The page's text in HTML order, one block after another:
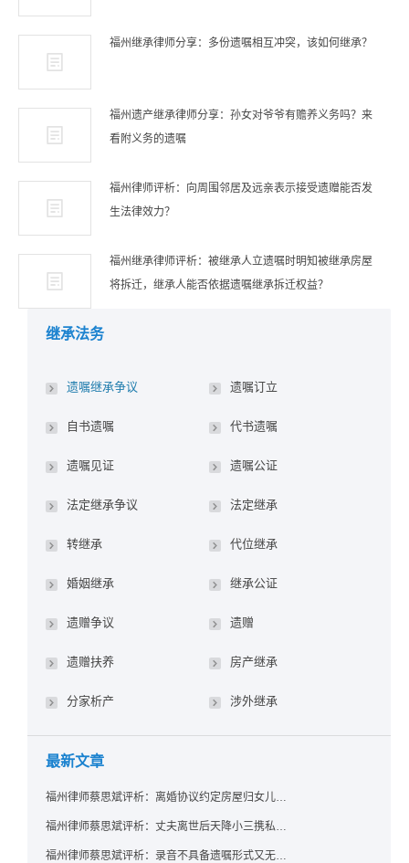
福州继承律师分享：多份遗嘱相互冲突，该如何继承？
福州遗产继承律师分享：孙女对爷爷有赡养义务吗？来
看附义务的遗嘱
福州律师评析：向周围邻居及远亲表示接受遗赠能否发
生法律效力？
福州继承律师评析：被继承人立遗嘱时明知被继承房屋
将拆迁，继承人能否依据遗嘱继承拆迁权益？
继承法务
遗嘱继承争议 遗嘱订立
自书遗嘱 代书遗嘱
遗嘱见证 遗嘱公证
法定继承争议 法定继承
转继承 代位继承
婚姻继承 继承公证
遗赠争议 遗赠
遗赠扶养 房产继承
分家析产 涉外继承
最新文章
福州律师蔡思斌评析：离婚协议约定房屋归女儿所有，父亲去世后继母能否拒绝过户？
福州律师蔡思斌评析：丈夫离世后天降小三携私生子争遗产，法院正义判决保住原配80%份额！
福州律师蔡思斌评析：录音不具备遗嘱形式又无法证明赠与意愿——法院：按法定继承处理